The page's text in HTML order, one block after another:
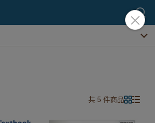
共 5 件商品